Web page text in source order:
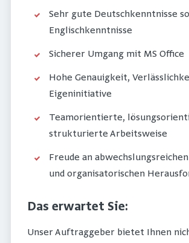
Sehr gute Deutschkenntnisse
Englischkenntnisse
Sicherer Umgang mit MS Office
Hohe Genauigkeit,
Eigeninitiative
Teamorientierte,
strukturierte Arbeitsweise
Freude an
und organisatorischen
Das erwartet Sie:
Unser Auftraggeber bietet Ihnen